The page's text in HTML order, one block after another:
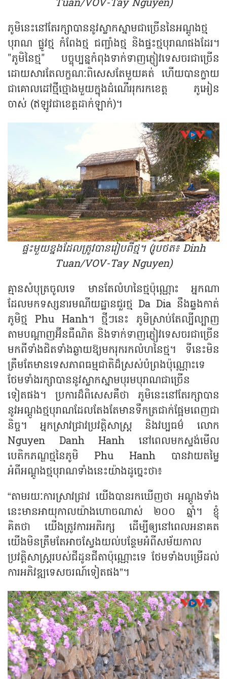
Tuan/VOV-Tay Nguyen)
ភូមិនេះនៅតែរក្សាបាននូវស្លាកស្នាមជាច្រើននៃអណ្តូងថ្ម
បុរាណ ផ្លូវថ្ម កំពែងថ្ម ជញ្ជាំងថ្ម និងផ្ទះថ្មបុរាណផងដែរ។
"ភូមិនៃថ្ម" បច្ចុប្បន្នកំពុងទាក់ទាញភ្ញៀវទេសចរជាច្រើន
ដោយសារតែលក្ខណៈពិសេសតែមួយគត់ ហើយបានក្លាយ
ជាគោលដៅថ្មីថ្មោងមួយក្នុងដំណើររុករកខេត្ត ភូអៀន
ចាស់ (ឥឡូវជាខេត្តដាក់ឡាក់)។
ផ្ទះមួយខ្នងដែលត្រូវបានរៀបពីថ្ម។ (រូបថត៖ Dinh
Tuan/VOV-Tay Nguyen)
គ្មានសំបុត្រចូលទេ មានតែលំហនៃថ្មប៉ុណ្ណោះ អ្នកណា
ដែលមកទស្សនារមណីយដ្ឋានជួរថ្ម Da Dia នឹងឆ្លងកាត់
ភូមិថ្ម Phu Hanh។ ថ្មីៗនេះ ភូមិស្រាប់តែល្បីល្បាញ
តាមបណ្ដាញអ៊ីនធឺណិត និងទាក់ទាញភ្ញៀវទេសចរជាច្រើន
មកពីទាំងជិតទាំងឆ្ងាយឱ្យមករុករកលំហនៃថ្ម។ ទីនេះមិន
ត្រឹមតែមានទេសភាពធម្មជាតិដ៏ស្រស់បំព្រងប៉ុណ្ណោះទេ
ថែមទាំងរក្សាបាននូវស្លាកស្នាមបុរមបុរាណជាច្រើន
ទៀតផង។ ប្រការដ៏ពិសេសគឺថា ភូមិនេះនៅតែរក្សាបាន
នូវអណ្តូងថ្មបុរាណដែលតែងតែមានទឹកត្រជាក់ផ្អែមពេញជា
និច្ច។ អ្នកស្រាវជ្រាវប្រវត្តិសាស្ត្រ និងវប្បធម៌ លោក
Nguyen Danh Hanh នៅពេលមកស្ទង់មើល
បេតិកភណ្ឌថ្មនៃភូមិ Phu Hanh បានវាយតម្លៃ
អំពីអណ្តូងថ្មបុរាណទាំងនេះយ៉ាងដូច្នេះថា៖
“តាមរយៈការស្រាវជ្រាវ យើងបានរកឃើញថា អណ្តូងទាំង
នេះមានអាយុកាលយ៉ាងហោចណាស់ ២០០ ឆ្នាំ។ ខ្ញុំ
គិតថា យើងត្រូវការអភិរក្ស ដើម្បីឲ្យនៅពេលអនាគត
យើងមិនត្រឹមតែអាចស្វែងយល់បន្ថែមអំពីសម័យកាល
ប្រវត្តិសាស្ត្ររបស់ជីដូនជីតាប៉ុណ្ណោះទេ ថែមទាំងបម្រើដល់
ការអភិវឌ្ឍទេសចរណ៍ទៀតផង”។